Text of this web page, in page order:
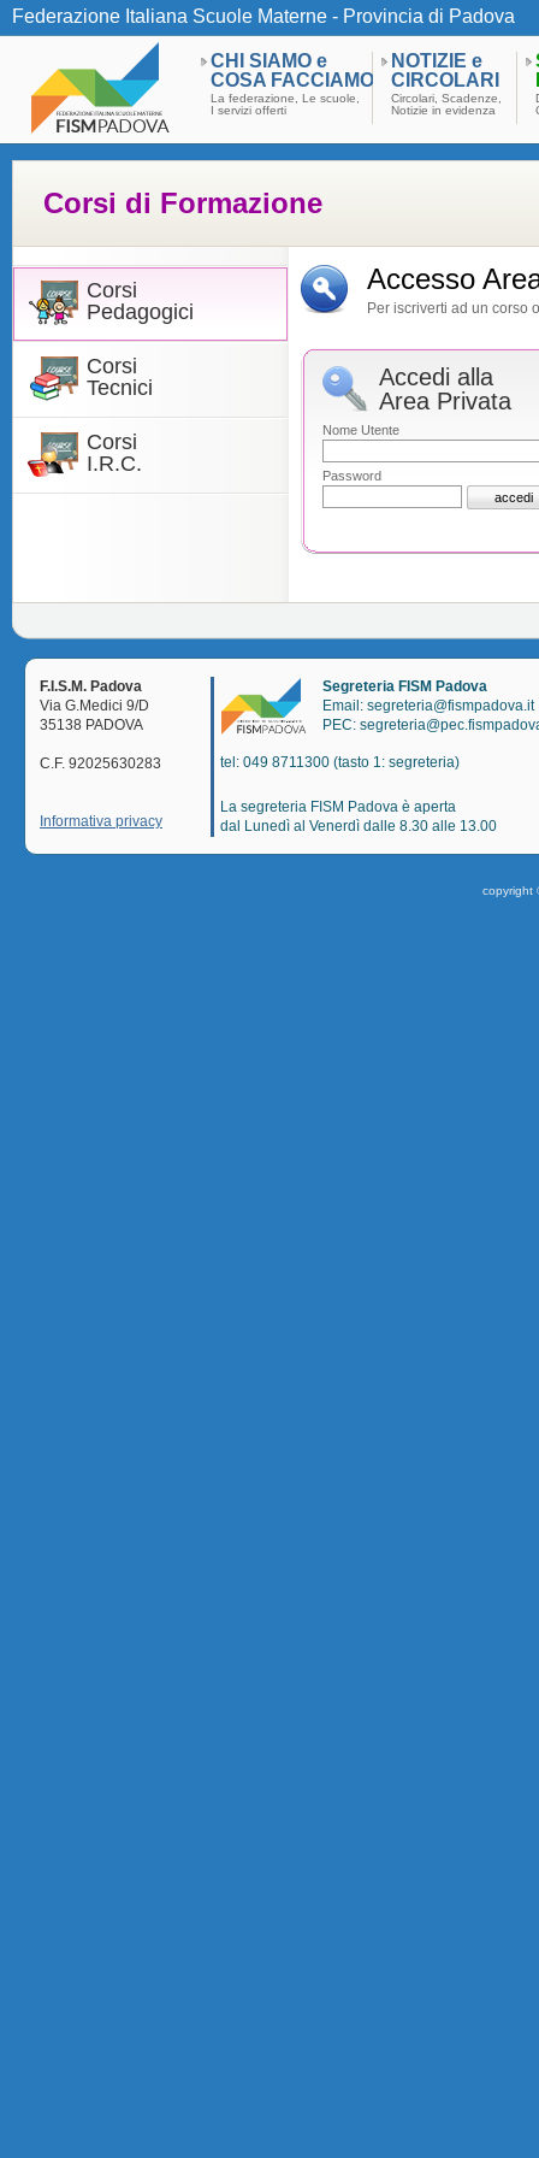
Federazione Italiana Scuole Materne - Provincia di Padova
CHI SIAMO e
COSA FACCIAMO
La federazione, Le scuole,
I servizi offerti
NOTIZIE e
CIRCOLARI
Circolari, Scadenze,
Notizie in evidenza
Corsi di Formazione
Corsi
Pedagogici
Corsi
Tecnici
Corsi
I.R.C.
Accesso
Per iscriverti ad un corso
Accedi alla
Area Privata
Nome Utente
Password
F.I.S.M. Padova
Via G.Medici 9/D
35138 PADOVA
C.F. 92025630283
Informativa privacy
Segreteria FISM Padova
Email: segreteria@fismpadova.it
PEC:
tel: 049 8711300 (tasto 1: segreteria)
La segreteria FISM Padova è aperta
dal Lunedì al Venerdì dalle 8.30 alle 13.00
copyright